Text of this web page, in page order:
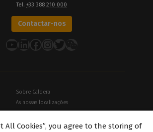
Tel. +33 388 210 000
Contactar-nos
YouTube
LinkedIn
Facebook
Instagram
Twitter
Sobre Caldera
As nossas localizações
Carreiras
All Cookies”, you agree to the storing of